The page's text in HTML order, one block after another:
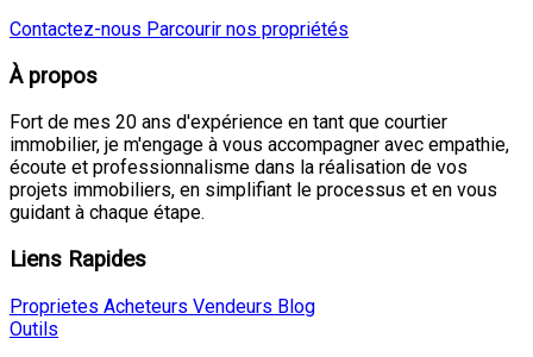
Contactez-nous Parcourir nos propriétés
À propos
Fort de mes 20 ans d'expérience en tant que courtier
immobilier, je m'engage à vous accompagner avec empathie,
écoute et professionnalisme dans la réalisation de vos
projets immobiliers, en simplifiant le processus et en vous
guidant à chaque étape.
Liens Rapides
Proprietes Acheteurs Vendeurs Blog
Outils